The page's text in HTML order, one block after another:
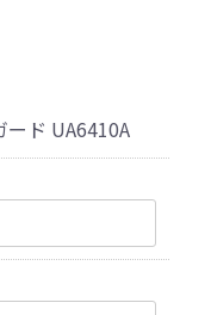
ド UA6410A